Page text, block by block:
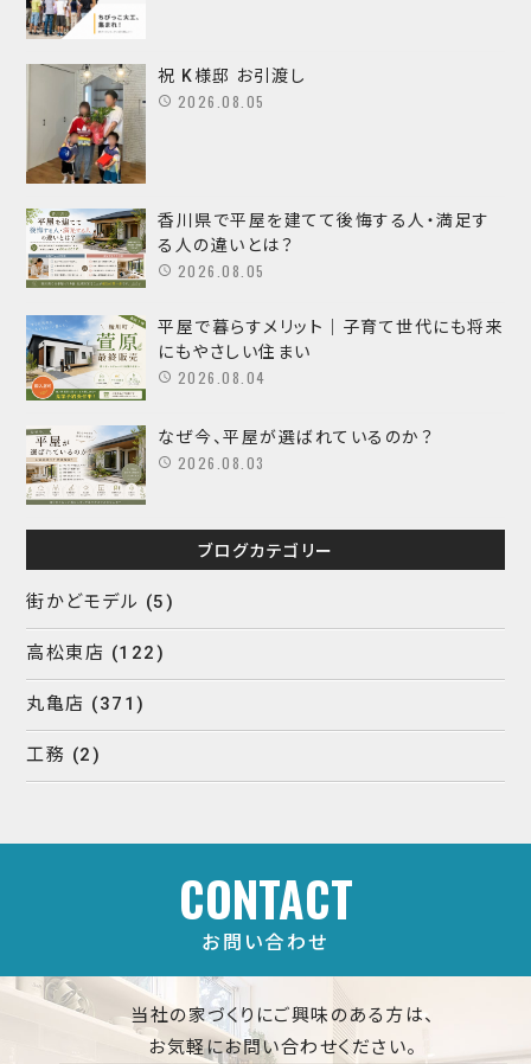
祝 K様邸 お引渡し
2026.08.05
香川県で平屋を建てて後悔する人・満足す
る人の違いとは？
2026.08.05
平屋で暮らすメリット｜子育て世代にも将来
にもやさしい住まい
2026.08.04
なぜ今、平屋が選ばれているのか？
2026.08.03
ブログカテゴリー
街かどモデル (5)
高松東店 (122)
丸亀店 (371)
工務 (2)
CONTACT
お問い合わせ
当社の家づくりにご興味のある方は、
お気軽にお問い合わせください。